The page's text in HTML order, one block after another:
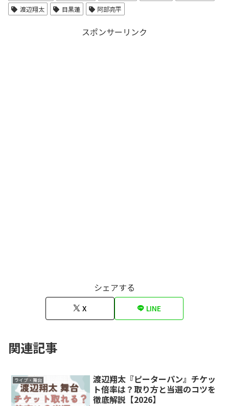
渡辺翔太
目黒蓮 阿部亮平
スポンサーリンク
シェアする
X LINE
関連記事
ライブ・舞台
渡辺翔太『ピーターパン』チケッ
ト倍率は？取り方と当選のコツを
徹底解説【2026】